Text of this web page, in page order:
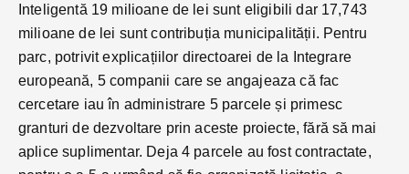
Inteligentă 19 milioane de lei sunt eligibili dar 17,743
milioane de lei sunt contribuția municipalității. Pentru
parc, potrivit explicațiilor directoarei de la Integrare
europeană, 5 companii care se angajeaza că fac
cercetare iau în administrare 5 parcele și primesc
granturi de dezvoltare prin aceste proiecte, fără să mai
aplice suplimentar. Deja 4 parcele au fost contractate,